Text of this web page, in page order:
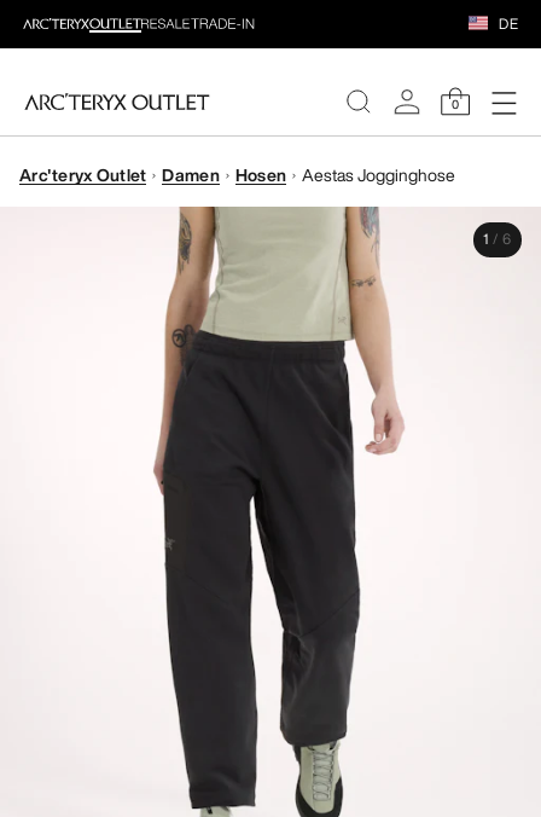
DE
0
DAMEN
Arc'teryx Outlet Damen Hosen Aestas Jogginghose
1 / 6